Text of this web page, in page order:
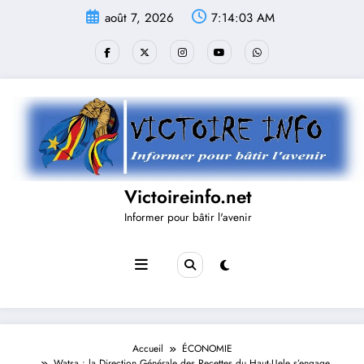
août 7, 2026 7:14:04 AM
Victoireinfo.net
Informer pour bâtir l'avenir
Accueil
ÉCONOMIE